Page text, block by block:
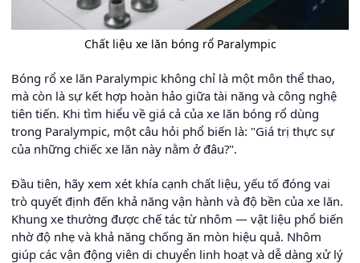
Chất liệu xe lăn bóng rổ Paralympic
Bóng rổ xe lăn Paralympic không chỉ là một môn thể thao,
mà còn là sự kết hợp hoàn hảo giữa tài năng và công nghệ
tiên tiến. Khi tìm hiểu về giá cả của xe lăn bóng rổ dùng
trong Paralympic, một câu hỏi phổ biến là: "Giá trị thực sự
của những chiếc xe lăn này nằm ở đâu?".
Đầu tiên, hãy xem xét khía cạnh chất liệu, yếu tố đóng vai
trò quyết định đến khả năng vận hành và độ bền của xe lăn.
Khung xe thường được chế tác từ nhôm — vật liệu phổ biến
nhờ độ nhẹ và khả năng chống ăn mòn hiệu quả. Nhôm
giúp các vận động viên di chuyển linh hoạt và dễ dàng xử lý